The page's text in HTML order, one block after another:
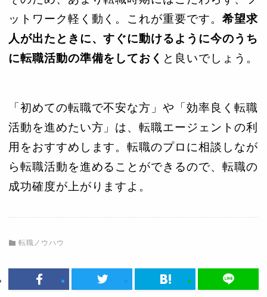
ットワーク軽く動く。これが重要です。 希望求
人が出たときに、すぐに動けるように今のうち
に転職活動の準備をしておく と良いでしょう。
「初めての転職で不安な方」や「効率良く転職
活動を進めたい方」は、転職エージェントの利
用をおすすめします。転職のプロに相談しなが
ら転職活動を進めることができるので、転職の
成功確度が上がりますよ。
転職ノウハウ